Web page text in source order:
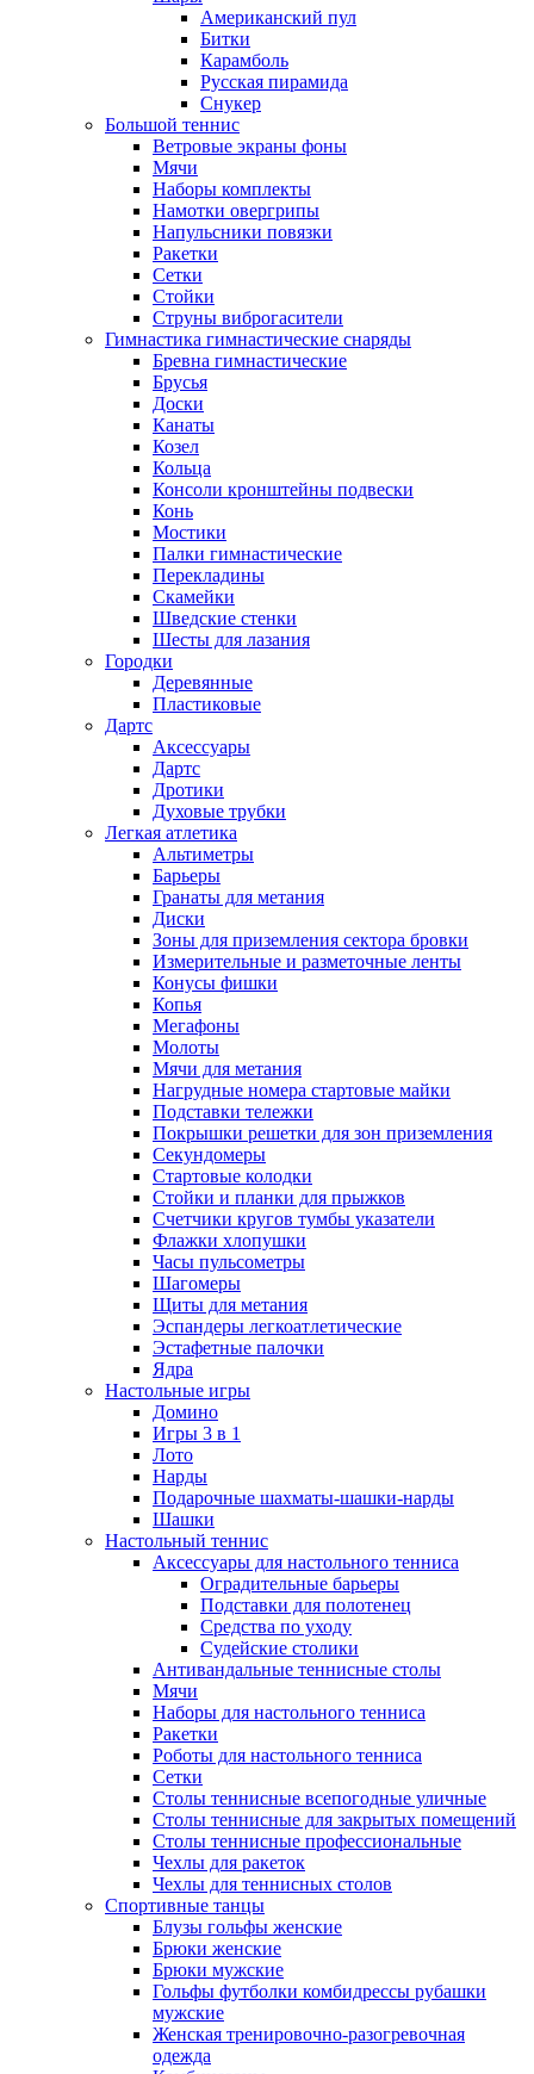
Американский пул
Битки
Карамболь
Русская пирамида
Снукер
Большой теннис
Ветровые экраны фоны
Мячи
Наборы комплекты
Намотки овергрипы
Напульсники повязки
Ракетки
Сетки
Стойки
Струны виброгасители
Гимнастика гимнастические снаряды
Бревна гимнастические
Брусья
Доски
Канаты
Козел
Кольца
Консоли кронштейны подвески
Конь
Мостики
Палки гимнастические
Перекладины
Скамейки
Шведские стенки
Шесты для лазания
Городки
Деревянные
Пластиковые
Дартс
Аксессуары
Дартс
Дротики
Духовые трубки
Легкая атлетика
Альтиметры
Барьеры
Гранаты для метания
Диски
Зоны для приземления сектора бровки
Измерительные и разметочные ленты
Конусы фишки
Копья
Мегафоны
Молоты
Мячи для метания
Нагрудные номера стартовые майки
Подставки тележки
Покрышки решетки для зон приземления
Секундомеры
Стартовые колодки
Стойки и планки для прыжков
Счетчики кругов тумбы указатели
Флажки хлопушки
Часы пульсометры
Шагомеры
Щиты для метания
Эспандеры легкоатлетические
Эстафетные палочки
Ядра
Настольные игры
Домино
Игры 3 в 1
Лото
Нарды
Подарочные шахматы-шашки-нарды
Шашки
Настольный теннис
Аксессуары для настольного тенниса
Оградительные барьеры
Подставки для полотенец
Средства по уходу
Судейские столики
Антивандальные теннисные столы
Мячи
Наборы для настольного тенниса
Ракетки
Роботы для настольного тенниса
Сетки
Столы теннисные всепогодные уличные
Столы теннисные для закрытых помещений
Столы теннисные профессиональные
Чехлы для ракеток
Чехлы для теннисных столов
Спортивные танцы
Блузы гольфы женские
Брюки женские
Брюки мужские
Гольфы футболки комбидрессы рубашки
мужские
Женская тренировочно-разогревочная
одежда